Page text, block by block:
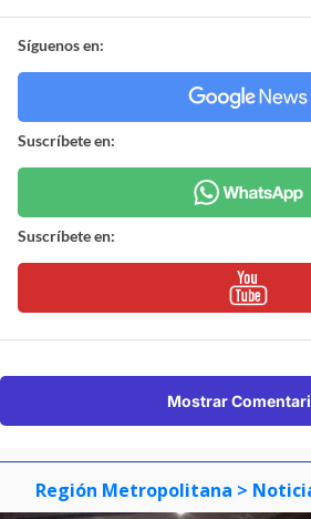
Síguenos en:
Suscríbete en:
Suscríbete en:
Mostrar
Región Metropolitana >